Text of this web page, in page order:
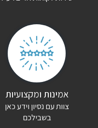
אמינות ומקצועיות
צוות עם נסיון וידע כאן
בשבילכם